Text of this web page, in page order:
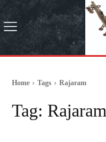
Home Tags Rajaram
Tag: Rajaram